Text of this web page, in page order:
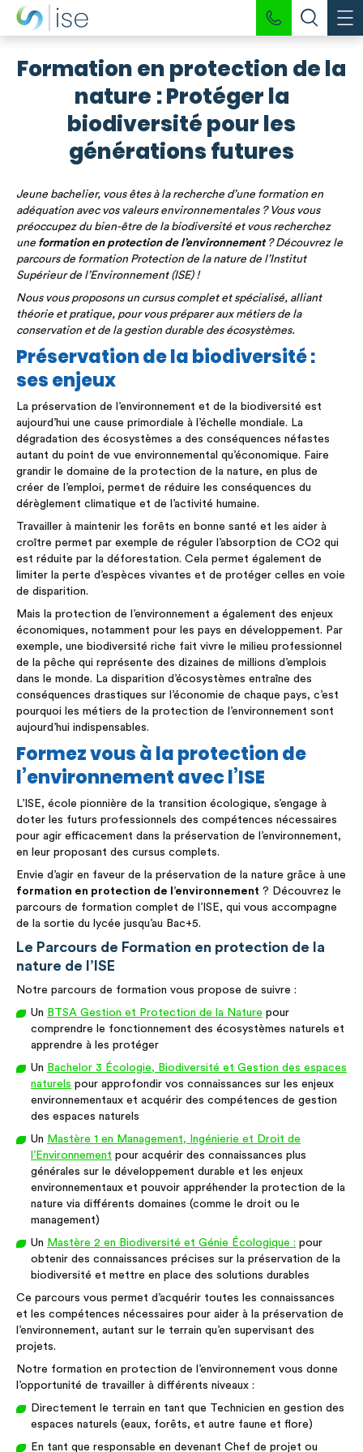
Formation en protection de la
nature : Protéger la
biodiversité pour les
générations futures
Jeune bachelier, vous êtes à la recherche d’une formation en
adéquation avec vos valeurs environnementales ? Vous vous
préoccupez du bien-être de la biodiversité et vous recherchez
une formation en protection de l’environnement ? Découvrez le
parcours de formation Protection de la nature de l’Institut
Supérieur de l’Environnement (ISE) !
Nous vous proposons un cursus complet et spécialisé, alliant
théorie et pratique, pour vous préparer aux métiers de la
conservation et de la gestion durable des écosystèmes.
Préservation de la biodiversité :
ses enjeux
La préservation de l’environnement et de la biodiversité est
aujourd’hui une cause primordiale à l’échelle mondiale. La
dégradation des écosystèmes a des conséquences néfastes
autant du point de vue environnemental qu’économique. Faire
grandir le domaine de la protection de la nature, en plus de
créer de l’emploi, permet de réduire les conséquences du
dérèglement climatique et de l’activité humaine.
Travailler à maintenir les forêts en bonne santé et les aider à
croître permet par exemple de réguler l’absorption de CO2 qui
est réduite par la déforestation. Cela permet également de
limiter la perte d’espèces vivantes et de protéger celles en voie
de disparition.
Mais la protection de l’environnement a également des enjeux
économiques, notamment pour les pays en développement. Par
exemple, une biodiversité riche fait vivre le milieu professionnel
de la pêche qui représente des dizaines de millions d’emplois
dans le monde. La disparition d’écosystèmes entraîne des
conséquences drastiques sur l’économie de chaque pays, c’est
pourquoi les métiers de la protection de l’environnement sont
aujourd’hui indispensables.
Formez vous à la protection de
l’environnement avec l’ISE
L’ISE, école pionnière de la transition écologique, s’engage à
doter les futurs professionnels des compétences nécessaires
pour agir efficacement dans la préservation de l’environnement,
en leur proposant des cursus complets.
Envie d’agir en faveur de la préservation de la nature grâce à une
formation en protection de l’environnement ? Découvrez le
parcours de formation complet de l’ISE, qui vous accompagne
de la sortie du lycée jusqu’au Bac+5.
Le Parcours de Formation en protection de la
nature de l’ISE
Notre parcours de formation vous propose de suivre :
Un BTSA Gestion et Protection de la Nature pour
comprendre le fonctionnement des écosystèmes naturels et
apprendre à les protéger
Un Bachelor 3 Écologie, Biodiversité et Gestion des espaces
naturels pour approfondir vos connaissances sur les enjeux
environnementaux et acquérir des compétences de gestion
des espaces naturels
Un Mastère 1 en Management, Ingénierie et Droit de
l’Environnement pour acquérir des connaissances plus
générales sur le développement durable et les enjeux
environnementaux et pouvoir appréhender la protection de la
nature via différents domaines (comme le droit ou le
management)
Un Mastère 2 en Biodiversité et Génie Écologique : pour
obtenir des connaissances précises sur la préservation de la
biodiversité et mettre en place des solutions durables
Ce parcours vous permet d’acquérir toutes les connaissances
et les compétences nécessaires pour aider à la préservation de
l’environnement, autant sur le terrain qu’en supervisant des
projets.
Notre formation en protection de l’environnement vous donne
l’opportunité de travailler à différents niveaux :
Directement le terrain en tant que Technicien en gestion des
espaces naturels (eaux, forêts, et autre faune et flore)
En tant que responsable en devenant Chef de projet ou